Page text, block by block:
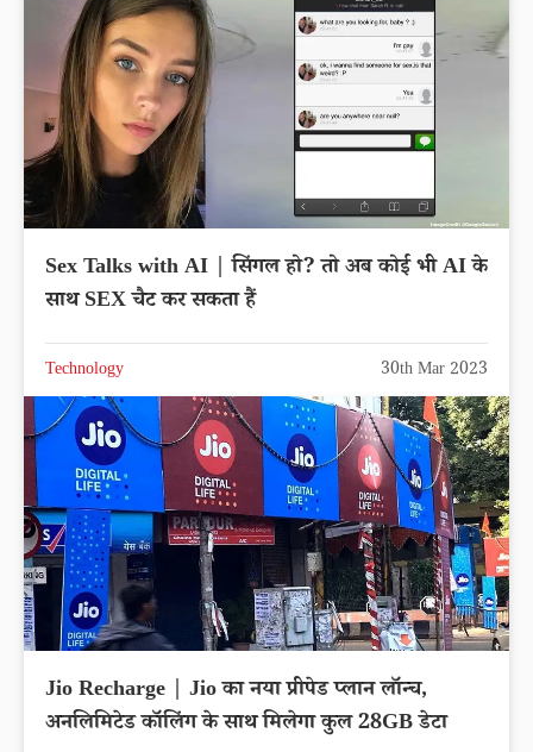
Sex Talks with AI | सिंगल हो? तो अब कोई भी AI के
साथ SEX चैट कर सकता हैं
Technology 30th Mar 2023
Jio Recharge | Jio का नया प्रीपेड प्लान लॉन्च,
अनलिमिटेड कॉलिंग के साथ मिलेगा कुल 28GB डेटा